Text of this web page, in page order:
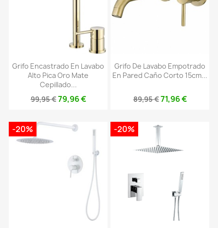
Grifo Encastrado En Lavabo
Alto Pica Oro Mate
Cepillado...
99,95 €79,96 €
Grifo De Lavabo Empotrado
En Pared Caño Corto 15cm...
89,95 €71,96 €
-20% -20%